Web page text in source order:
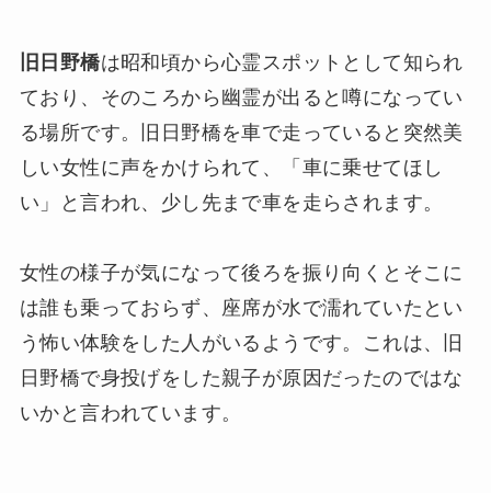
旧日野橋は昭和頃から心霊スポットとして知られ
ており、そのころから幽霊が出ると噂になってい
る場所です。旧日野橋を車で走っていると突然美
しい女性に声をかけられて、「車に乗せてほし
い」と言われ、少し先まで車を走らされます。
女性の様子が気になって後ろを振り向くとそこに
は誰も乗っておらず、座席が水で濡れていたとい
う怖い体験をした人がいるようです。これは、旧
日野橋で身投げをした親子が原因だったのではな
いかと言われています。